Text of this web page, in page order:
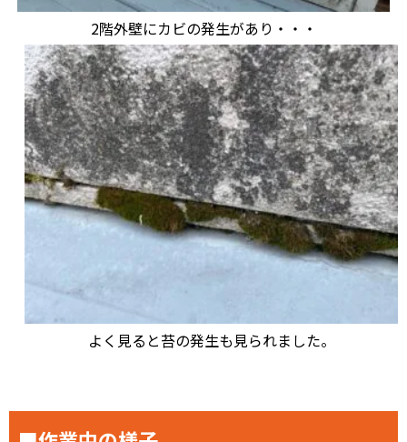
2階外壁にカビの発生があり・・・
よく見ると苔の発生も見られました。